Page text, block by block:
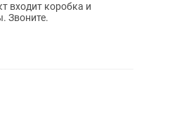
входит коробка и
Звоните.